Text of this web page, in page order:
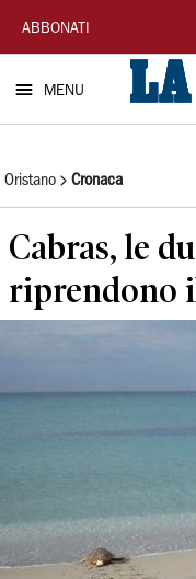
La
Nuova
Sardegna
ABBONATI
MENU
Oristano Cronaca
Cabras, le
riprendono